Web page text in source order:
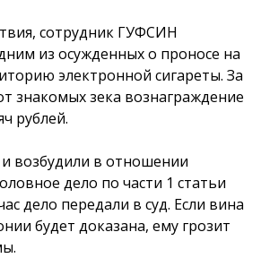
сотрудник ГУФСИН
из осужденных о проносе на
электронной сигареты. За
знакомых зека вознаграждение
рублей.
и возбудили в отношении
дело по части 1 статьи
дело передали в суд. Если вина
будет доказана, ему грозит